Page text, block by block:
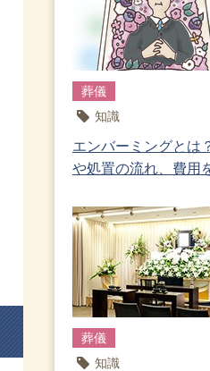
葬儀
知識
エンバーミングとは
や処置の流れ、費用
葬儀
知識